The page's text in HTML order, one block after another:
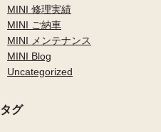
MINI 修理実績
MINI ご納車
MINI メンテナンス
MINI Blog
Uncategorized
タグ